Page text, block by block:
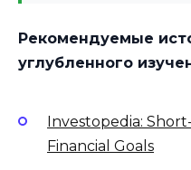
Рекомендуемые
углубленного
Investopedia:
Financial Goals